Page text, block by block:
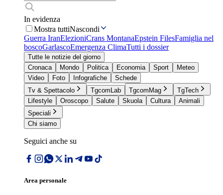
In evidenza
Mostra tuttiNascondi
Guerra IranElezioniCrans MontanaEpstein FilesFamiglia nel
boscoGarlascoEmergenza ClimaTutti i dossier
Tutte le notizie del giorno
Cronaca
Mondo Politica Economia Sport
Meteo
Video
Foto Infografiche
Schede
Tv & Spettacolo
TgcomLab TgcomMag
TgTech
Lifestyle
Oroscopo Salute Skuola Cultura
Animali
Speciali
Chi siamo
Seguici anche su
Area personale